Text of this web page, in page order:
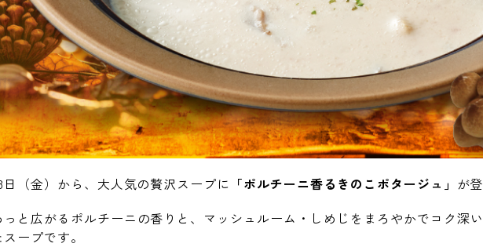
日（金）から、大人気の贅沢スープに 「ポルチーニ香るきのこポタージュ」 が
っと広がるポルチーニの香りと、マッシュルーム・しめじをまろやかでコク深
ープです。